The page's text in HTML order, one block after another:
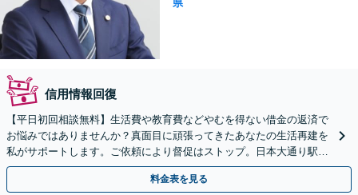
県
信用情報回復
【平日初回相談無料】生活費や教育費などやむを得ない借金の返済で
お悩みではありませんか？真面目に頑張ってきたあなたの生活再建を
私がサポートします。ご依頼により督促はストップ。日本大通り駅直
結の好アクセス、リラックスできる空間でご相談に乗ります
料金表を見る